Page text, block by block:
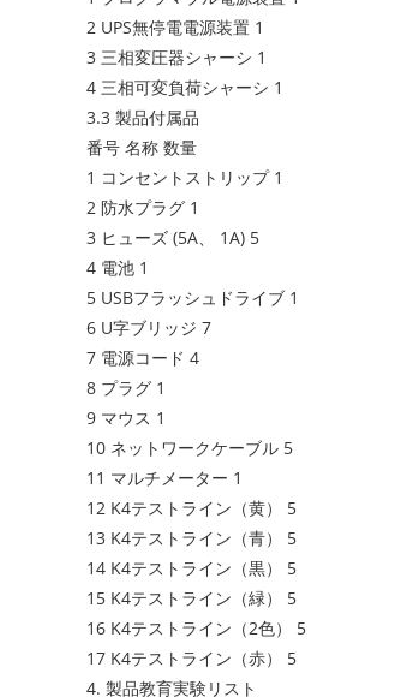
2 UPS無停電電源装置 1
3 三相変圧器シャーシ 1
4 三相可変負荷シャーシ 1
3.3 製品付属品
番号 名称 数量
1 コンセントストリップ 1
2 防水プラグ 1
3 ヒューズ (5A、 1A) 5
4 電池 1
5 USBフラッシュドライブ 1
6 U字ブリッジ 7
7 電源コード 4
8 プラグ 1
9 マウス 1
10 ネットワークケーブル 5
11 マルチメーター 1
12 K4テストライン（黄） 5
13 K4テストライン（青） 5
14 K4テストライン（黒​​） 5
15 K4テストライン（緑） 5
16 K4テストライン（2色） 5
17 K4テストライン（赤） 5
4. 製品教育実験リスト